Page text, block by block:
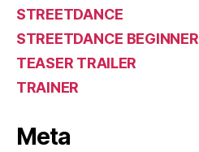
STREETDANCE
STREETDANCE BEGINNER
TEASER TRAILER
TRAINER
Meta